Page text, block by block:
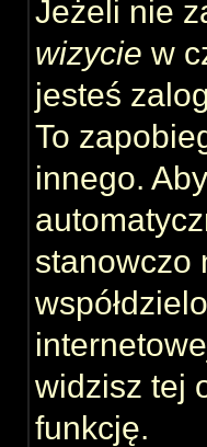
Jeżeli nie
wizycie w
jesteś
To
innego.
stanowczo
widzisz tej
funkcję.